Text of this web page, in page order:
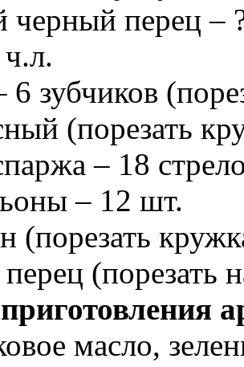
черный перец –
6 зубчиков
(порезать
– 18
– 12 шт.
(порезать
(порезать
масло,